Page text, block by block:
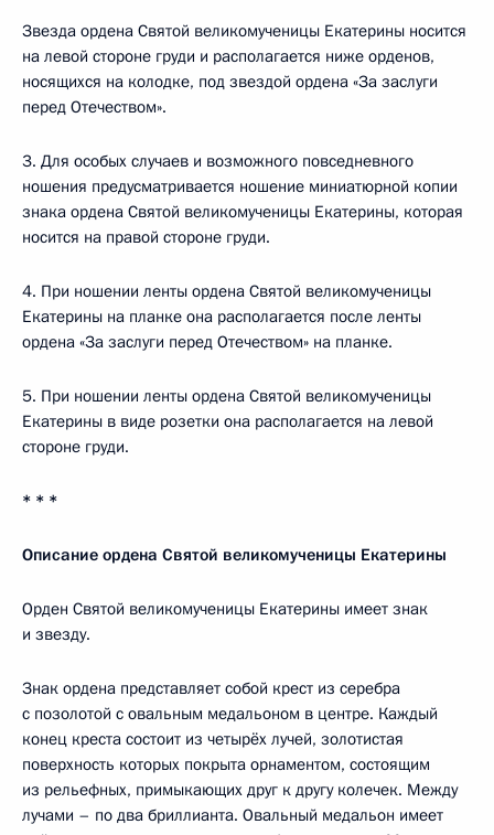
Звезда ордена Святой великомученицы Екатерины носится
на левой стороне груди и располагается ниже орденов,
носящихся на колодке, под звездой ордена «За заслуги
перед Отечеством».
3. Для особых случаев и возможного повседневного
ношения предусматривается ношение миниатюрной копии
знака ордена Святой великомученицы Екатерины, которая
носится на правой стороне груди.
4. При ношении ленты ордена Святой великомученицы
Екатерины на планке она располагается после ленты
ордена «За заслуги перед Отечеством» на планке.
5. При ношении ленты ордена Святой великомученицы
Екатерины в виде розетки она располагается на левой
стороне груди.
* * *
Описание ордена Святой великомученицы Екатерины
Орден Святой великомученицы Екатерины имеет знак
и звезду.
Знак ордена представляет собой крест из серебра
с позолотой с овальным медальоном в центре. Каждый
конец креста состоит из четырёх лучей, золотистая
поверхность которых покрыта орнаментом, состоящим
из рельефных, примыкающих друг к другу колечек. Между
лучами – по два бриллианта. Овальный медальон имеет